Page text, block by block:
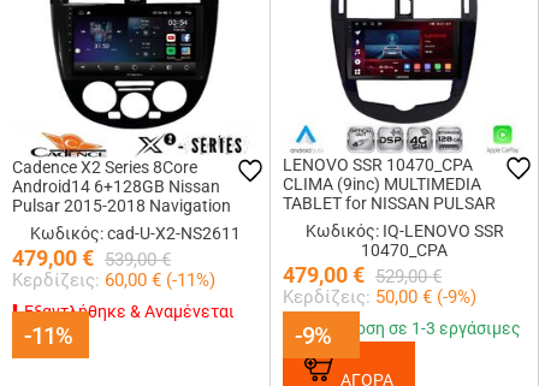
-11%
Cadence X2 Series 8Core
Android14 6+128GB Nissan
Pulsar 2015-2018 Navigation
Multimedia Tablet 9
Κωδικός: cad-U-X2-NS2611
479,00€ 539,00 €
Κερδίζεις: 60,00 € (-11%)
-11%
Εξαντλήθηκε & Αναμένεται
-9%
LENOVO SSR 10470_CPA
CLIMA (9inc) MULTIMEDIA
TABLET for NISSAN PULSAR
mod. 2014-2020
Κωδικός: IQ-LENOVO SSR
10470_CPA
479,00€ 529,00 €
Κερδίζεις: 50,00 € (-9%)
-9%
Παράδοση σε 1-3 εργάσιμες
ΑΓΟΡΑ